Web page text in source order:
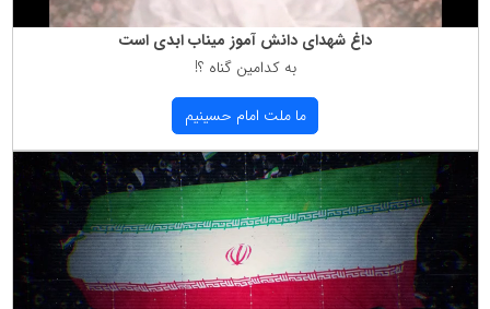
داغ شهدای دانش آموز میناب ابدی است
به كدامین گناه ؟!
ما ملت امام حسینیم